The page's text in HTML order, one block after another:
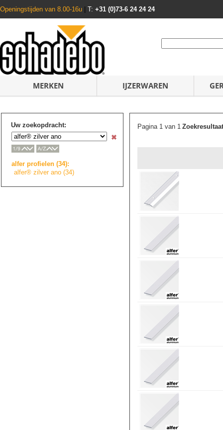
Openingstijden van 8.00-16u T: +31 (0)73-6 24 24 24
MERKEN IJZERWAREN
Uw zoekopdracht:
alfer profielen (34):
alfer® zilver ano (34)
Pagina 1 van 1Zoekresultaat